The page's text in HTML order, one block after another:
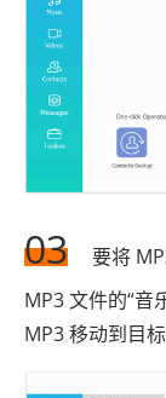
03
要将
MP3 文件的“音
MP3 移动到目